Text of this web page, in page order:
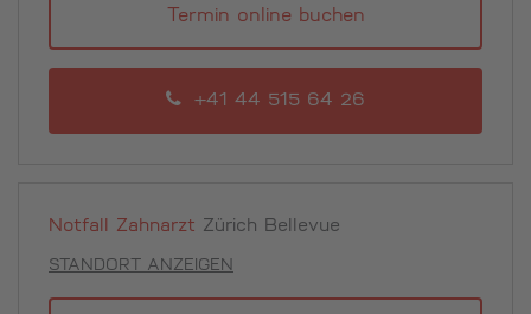
Termin online buchen
+41 44 515 64 26
Notfall Zahnarzt Zürich Bellevue
STANDORT ANZEIGEN